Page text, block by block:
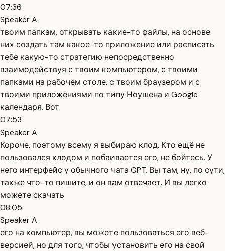
07:36
Speaker A
твоим папкам, открывать какие-то файлы, на основе
них создать там какое-то приложение или расписать
тебе какую-то стратегию непосредственно
взаимодействуя с твоим компьютером, с твоими
папками на рабочем столе, с твоим браузером и с
твоими приложениями по типу Ноушена и Google
календаря. Вот.
07:53
Speaker A
Короче, поэтому всему я выбираю клод. Кто ещё не
пользовался клодом и побаивается его, не бойтесь. У
него интерфейс у обычного чата GPT. Вы там, ну, по сути,
также что-то пишите, и он вам отвечает. И вы легко
можете скачать
08:05
Speaker A
его на компьютер, вы можете пользоваться его веб-
версией, но для того, чтобы установить его на свой